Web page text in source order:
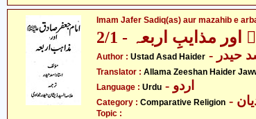
Imam Jafer Sadiq(as) aur mazahib e
مذایبِ اربعہ - 2/1
Author : Ustad Asad Haider حیدر
Translator : Allama Zeeshan Haider
Language : Urdu - اردو
Category : Comparative Religion
Topic :